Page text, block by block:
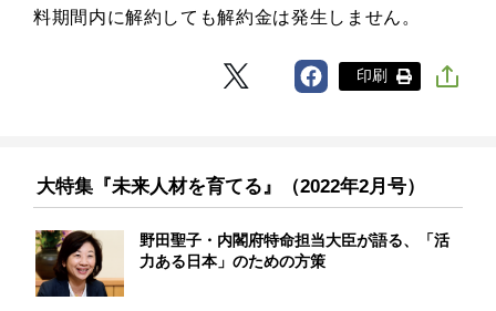
料期間内に解約しても解約金は発生しません。
印刷
大特集『未来人材を育てる』（2022年2月号）
野田聖子・内閣府特命担当大臣が語る、「活
力ある日本」のための方策